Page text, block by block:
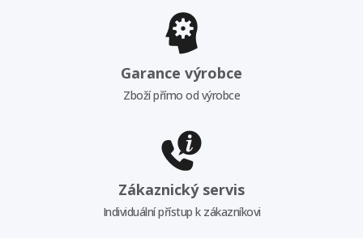
Garance výrobce
Zboží přímo od výrobce
Zákaznický servis
Individuální přístup k zákazníkovi